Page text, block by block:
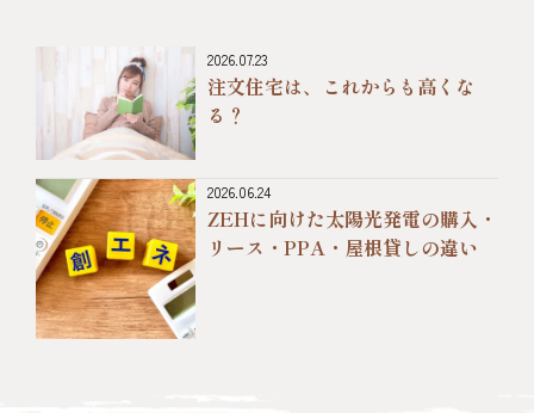
2026.07.23
注文住宅は、これからも高くな
る？
2026.06.24
ZEHに向けた太陽光発電の購入・
リース・PPA・屋根貸しの違い